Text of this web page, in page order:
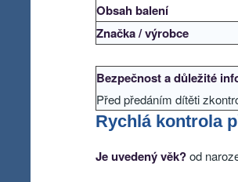
Obsah balení
Značka / výrobce
Bezpečnost a důležité
Před předáním dítěti
Rychlá kontrola
Je uvedený věk?od